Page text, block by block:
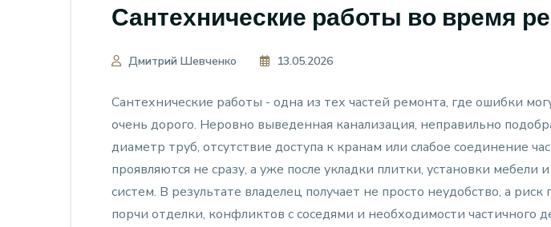
Сантехнические работы во время
Дмитрий Шевченко 13.05.2026
Сантехнические работы - одна из тех частей ремонта, где ошибки
очень дорого. Неровно выведенная канализация, неправильно
диаметр труб, отсутствие доступа к кранам или слабое соединение
проявляются не сразу, а уже после укладки плитки, установки мебели и
систем. В результате владелец получает не просто неудобство, а риск
порчи отделки, конфликтов с соседями и необходимости частичного